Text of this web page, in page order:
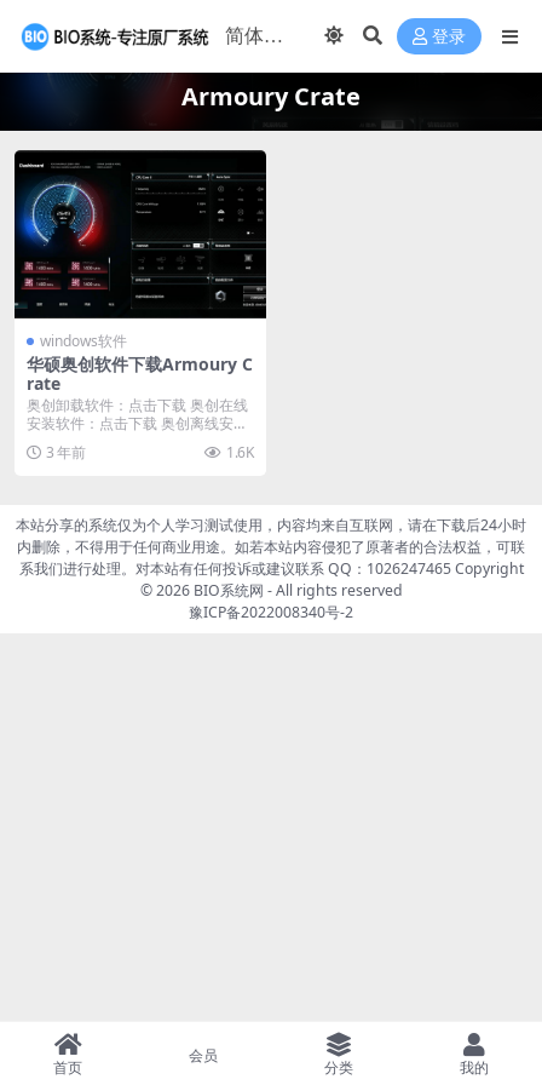
登录
Armoury Crate
windows软件
华硕奥创软件下载Armoury C
rate
奥创卸载软件：点击下载 奥创在线
安装软件：点击下载 奥创离线安装
软件：点击下载
3 年前 1.6K
本站分享的系统仅为个人学习测试使用，内容均来自互联网，请在下载后24小时
内删除，不得用于任何商业用途。如若本站内容侵犯了原著者的合法权益，可联
系我们进行处理。对本站有任何投诉或建议联系 QQ：1026247465 Copyright
© 2026 BIO系统网 - All rights reserved
豫ICP备2022008340号-2
首页
会员
分类 我的